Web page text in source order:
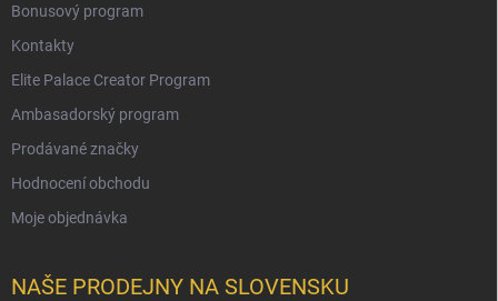
Bonusový program
Kontakty
Elite Palace Creator Program
Ambasadorský program
Prodávané značky
Hodnocení obchodu
Moje objednávka
NAŠE PRODEJNY NA SLOVENSKU